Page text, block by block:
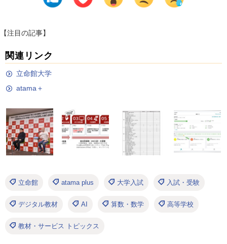
【注目の記事】
関連リンク
立命館大学
atama＋
立命館 atama plus 大学入試 入試・受験
デジタル教材 AI 算数・数学 高等学校
教材・サービス トピックス